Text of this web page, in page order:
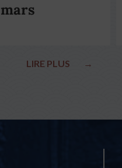
LIRE PLUS →